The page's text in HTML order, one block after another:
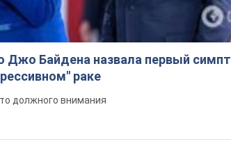
Джо Байдена назвала первый
раке
должного внимания